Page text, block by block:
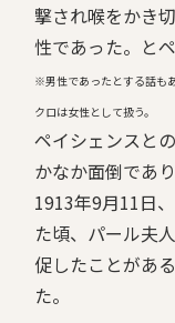
撃され喉をかき
性であった。と
※男性であったとする話も
クロは女性として扱う。
ペイシェンスと
かなか面倒であ
1913年9月11日
た頃、パール夫
促したことがあ
た。